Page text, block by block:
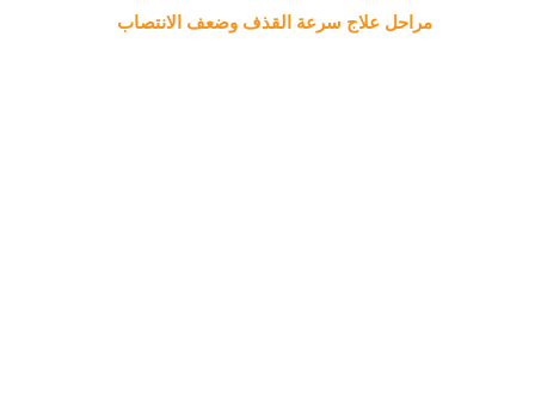
مراحل علاج سرعة القذف وضعف الانتصاب